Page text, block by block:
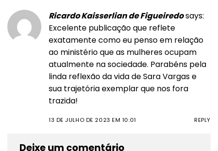
Ricardo Kaisserlian de Figueiredosays:
Excelente publicação que reflete
exatamente como eu penso em relação
ao ministério que as mulheres ocupam
atualmente na sociedade. Parabéns pela
linda reflexão da vida de Sara Vargas e
sua trajetória exemplar que nos fora
trazida!
13 DE JULHO DE 2023 EM 10:01 REPLY
Deixe um comentário